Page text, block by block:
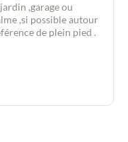
,garage ou
,si possible autour
de plein pied .